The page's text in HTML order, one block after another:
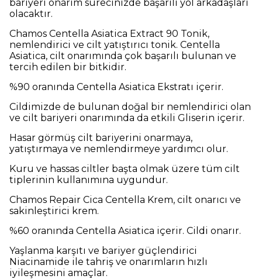
bariyeri onarım sürecinizde başarılı yol arkadaşları
olacaktır.
Chamos Centella Asiatica Extract 90 Tonik,
nemlendirici ve cilt yatıştırıcı tonik. Centella
Asiatica, cilt onarımında çok başarılı bulunan ve
tercih edilen bir bitkidir.
%90 oranında Centella Asiatica Ekstratı içerir.
Cildimizde de bulunan doğal bir nemlendirici olan
ve cilt bariyeri onarımında da etkili Gliserin içerir.
Hasar görmüş cilt bariyerini onarmaya,
yatıştırmaya ve nemlendirmeye yardımcı olur.
Kuru ve hassas ciltler başta olmak üzere tüm cilt
tiplerinin kullanımına uygundur.
Chamos Repair Cica Centella Krem, cilt onarıcı ve
sakinleştirici krem.
%60 oranında Centella Asiatica içerir. Cildi onarır.
Yaşlanma karşıtı ve bariyer güçlendirici
Niacinamide ile tahriş ve onarımların hızlı
iyileşmesini amaçlar.